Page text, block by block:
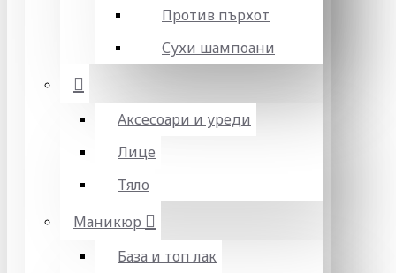
Против пърхот
Сухи шампоани
Аксесоари и уреди
Лице
Тяло
Маникюр
База и топ лак